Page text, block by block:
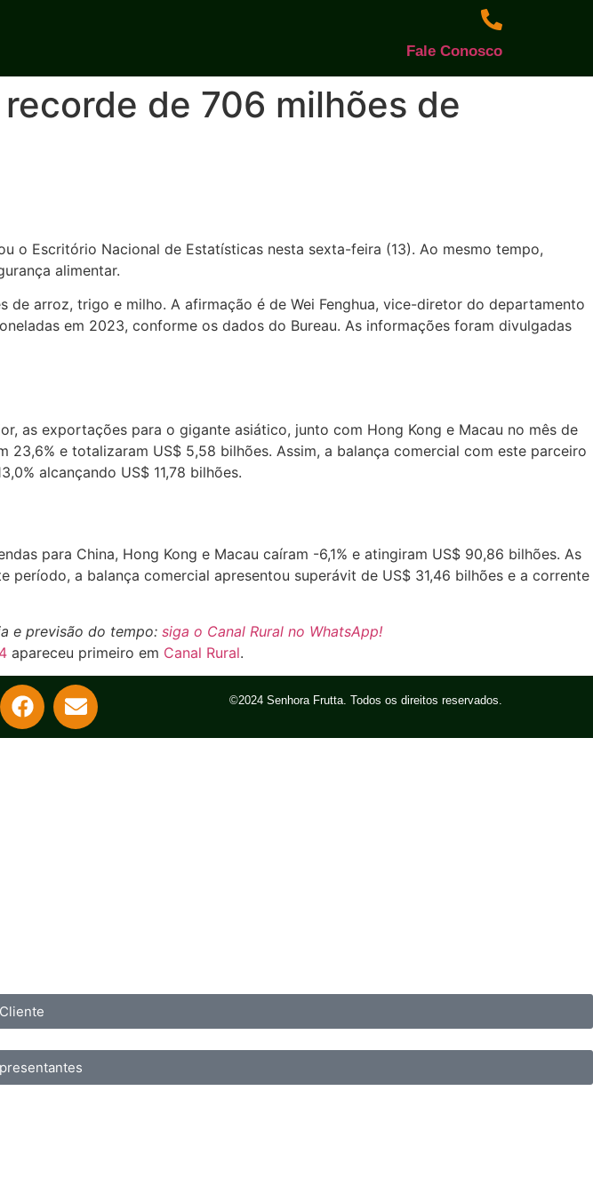
Fale Conosco
de 706 milhões de
o Escritório Nacional de Estatísticas nesta sexta-feira (13). Ao mesmo tempo,
alimentar.
arroz, trigo e milho. A afirmação é de Wei Fenghua, vice-diretor do departamento
em 2023, conforme os dados do Bureau. As informações foram divulgadas
as exportações para o gigante asiático, junto com Hong Kong e Macau no mês de
e totalizaram US$ 5,58 bilhões. Assim, a balança comercial com este parceiro
alcançando US$ 11,78 bilhões.
para China, Hong Kong e Macau caíram -6,1% e atingiram US$ 90,86 bilhões. As
a balança comercial apresentou superávit de US$ 31,46 bilhões e a corrente
e previsão do tempo: siga o Canal Rural no WhatsApp!
apareceu primeiro em Canal Rural.
©2024 Senhora Frutta. Todos os direitos reservados.